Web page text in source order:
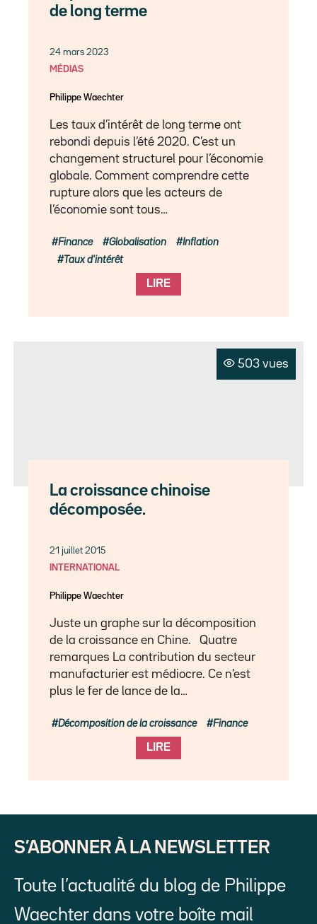
de long terme
24 mars 2023
MÉDIAS
Philippe Waechter
Les taux d’intérêt de long terme ont
rebondi depuis l’été 2020. C’est un
changement structurel pour l’économie
globale. Comment comprendre cette
rupture alors que les acteurs de
l’économie sont tous…
LIRE
Finance Globalisation
Inflation
Taux d'intérêt
503 vues
La croissance chinoise
décomposée.
21 juillet 2015
INTERNATIONAL
Philippe Waechter
Juste un graphe sur la décomposition
de la croissance en Chine. Quatre
remarques La contribution du secteur
manufacturier est médiocre. Ce n’est
plus le fer de lance de la…
LIRE
Décomposition de la croissance Finance
S’ABONNER À LA NEWSLETTER
Toute l’actualité du blog de Philippe
Waechter dans votre boîte mail